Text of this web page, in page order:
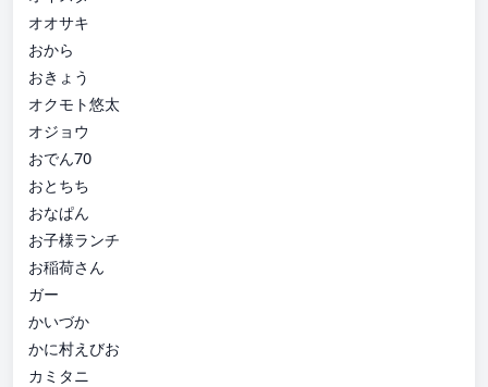
オオサキ
おから
おきょう
オクモト悠太
オジョウ
おでん70
おとちち
おなぱん
お子様ランチ
お稲荷さん
ガー
かいづか
かに村えびお
カミタニ